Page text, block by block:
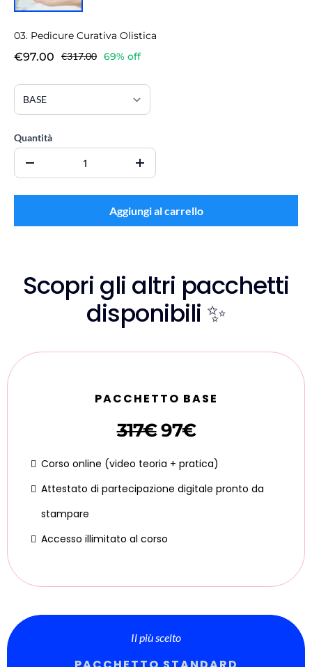
03. Pedicure Curativa Olistica
€97.00 €317.00 69% off
Quantità
Aggiungi al carrello
Scopri gli altri pacchetti
disponibili ✨
PACCHETTO BASE
317€97€
Corso online (video teoria + pratica)
Attestato di partecipazione digitale pronto da
stampare
Accesso illimitato al corso
Il più scelto